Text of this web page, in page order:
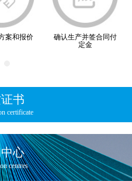
案和报价
确认生产并签合同付
定金
书
certificate
心
centres